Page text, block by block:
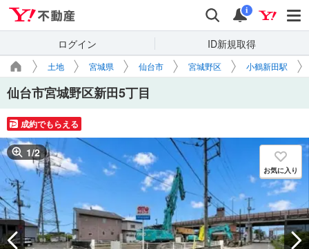
検索 通知
i
ログイン ID新規取得
土地 宮城県 仙台市 宮城野区 小鶴新田駅
仙台市宮城野区新田5丁目
成約でもらえる
1/2
お気に入り